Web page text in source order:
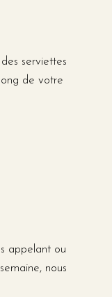
serviettes
de votre
appelant ou
nous